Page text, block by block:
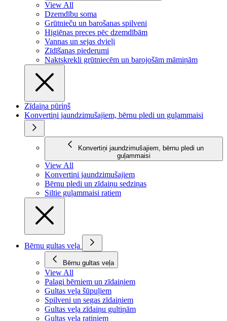
View All
Dzemdību soma
Grūtnieču un barošanas spilveni
Higiēnas preces pēc dzemdībām
Vannas un sejas dvieļi
Zīdīšanas piederumi
Naktskrekli grūtniecēm un barojošām māmiņām
Zīdaiņa pūriņš
Konvertiņi jaundzimušajiem, bērnu pledi un guļammaisi
Konvertiņi jaundzimušajiem, bērnu pledi un
guļammaisi
View All
Konvertiņi jaundzimušajiem
Bērnu pledi un zīdaiņu sedziņas
Siltie guļammaisi ratiem
Bērnu gultas veļa
Bērnu gultas veļa
View All
Palagi bērniem un zīdaiņiem
Gultas veļa šūpuļiem
Spilveni un segas zīdaiņiem
Gultas veļa zīdaiņu gultiņām
Gultas veļa ratiņiem